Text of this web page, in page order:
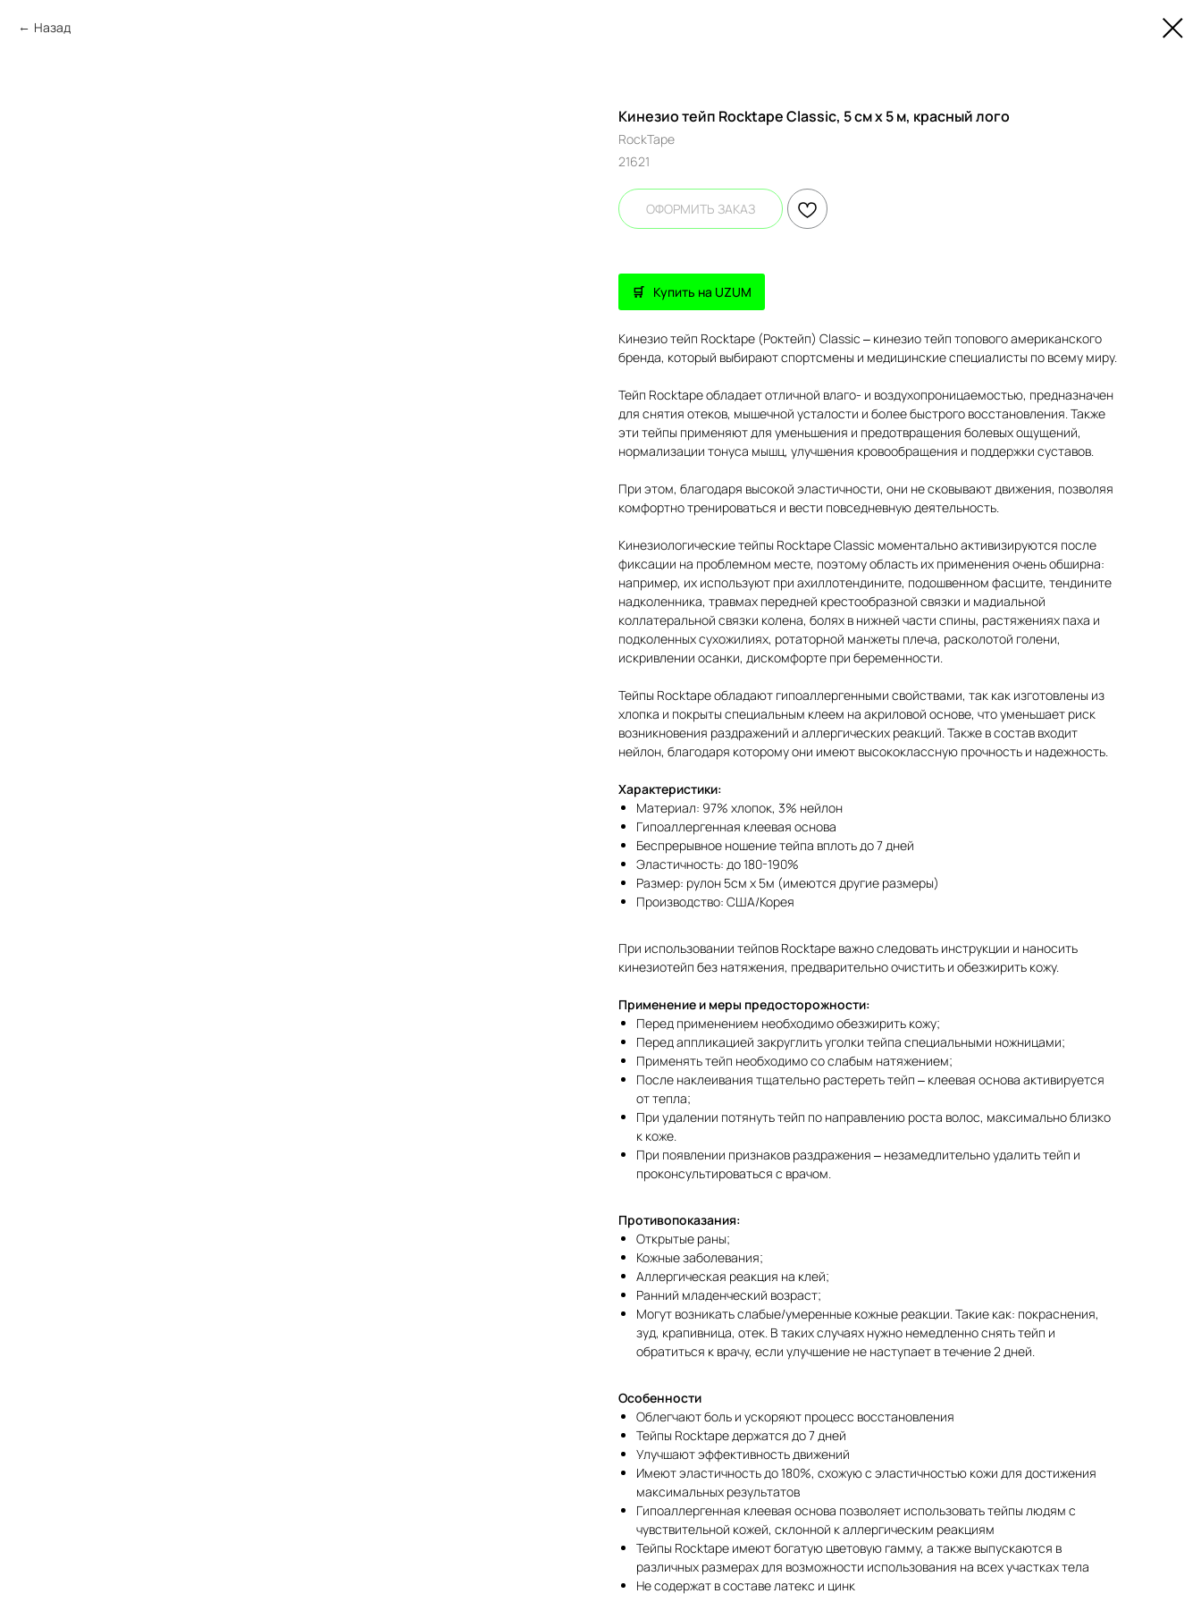
Назад
Кинезио тейп Rocktape Classic, 5 см х 5 м, красный лого
RockTape
21621
ОФОРМИТЬ ЗАКАЗ
Купить на UZUM
Кинезио тейп Rocktape (Роктейп) Classic – кинезио тейп топового американского
бренда, который выбирают спортсмены и медицинские специалисты по всему миру.
Тейп Rocktape обладает отличной влаго- и воздухопроницаемостью, предназначен
для снятия отеков, мышечной усталости и более быстрого восстановления. Также
эти тейпы применяют для уменьшения и предотвращения болевых ощущений,
нормализации тонуса мышц, улучшения кровообращения и поддержки суставов.
При этом, благодаря высокой эластичности, они не сковывают движения, позволяя
комфортно тренироваться и вести повседневную деятельность.
Кинезиологические тейпы Rocktape Classic моментально активизируются после
фиксации на проблемном месте, поэтому область их применения очень обширна:
например, их используют при ахиллотендините, подошвенном фасците, тендините
надколенника, травмах передней крестообразной связки и мадиальной
коллатеральной связки колена, болях в нижней части спины, растяжениях паха и
подколенных сухожилиях, ротаторной манжеты плеча, расколотой голени,
искривлении осанки, дискомфорте при беременности.
Тейпы Rocktape обладают гипоаллергенными свойствами, так как изготовлены из
хлопка и покрыты специальным клеем на акриловой основе, что уменьшает риск
возникновения раздражений и аллергических реакций. Также в состав входит
нейлон, благодаря которому они имеют высококлассную прочность и надежность.
Характеристики:
Материал: 97% хлопок, 3% нейлон
Гипоаллергенная клеевая основа
Беспрерывное ношение тейпа вплоть до 7 дней
Эластичность: до 180-190%
Размер: рулон 5см х 5м (имеются другие размеры)
Производство: США/Корея
При использовании тейпов Rocktape важно следовать инструкции и наносить
кинезиотейп без натяжения, предварительно очистить и обезжирить кожу.
Применение и меры предосторожности:
Перед применением необходимо обезжирить кожу;
Перед аппликацией закруглить уголки тейпа специальными ножницами;
Применять тейп необходимо со слабым натяжением;
После наклеивания тщательно растереть тейп – клеевая основа активируется
от тепла;
При удалении потянуть тейп по направлению роста волос, максимально близко
к коже.
При появлении признаков раздражения – незамедлительно удалить тейп и
проконсультироваться с врачом.
Противопоказания:
Открытые раны;
Кожные заболевания;
Аллергическая реакция на клей;
Ранний младенческий возраст;
Могут возникать слабые/умеренные кожные реакции. Такие как: покраснения,
зуд, крапивница, отек. В таких случаях нужно немедленно снять тейп и
обратиться к врачу, если улучшение не наступает в течение 2 дней.
Особенности
Облегчают боль и ускоряют процесс восстановления
Тейпы Rocktape держатся до 7 дней
Улучшают эффективность движений
Имеют эластичность до 180%, схожую с эластичностью кожи для достижения
максимальных результатов
Гипоаллергенная клеевая основа позволяет использовать тейпы людям с
чувствительной кожей, склонной к аллергическим реакциям
Тейпы Rocktape имеют богатую цветовую гамму, а также выпускаются в
различных размерах для возможности использования на всех участках тела
Не содержат в составе латекс и цинк